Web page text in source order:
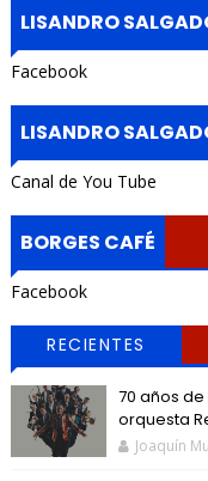
LISANDRO
Facebook
LISANDRO
Canal de You Tube
BORGES CAFÉ
Facebook
RECIENTES
70 años
orquesta
Joaquín